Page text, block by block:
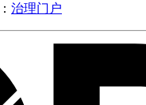
治理门户